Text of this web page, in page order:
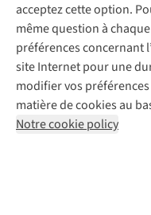
acceptez cette option.
même question à
préférences concernant
site Internet pour une
modifier vos
matière de cookies au
Notre cookie policy
Mentions légales
Conditions